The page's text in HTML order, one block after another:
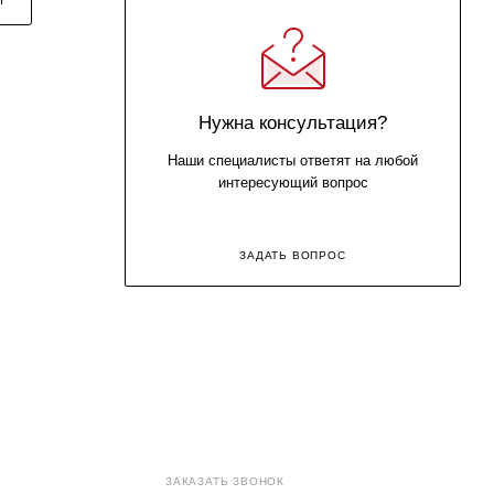
Нужна консультация?
Наши специалисты ответят на любой
интересующий вопрос
ЗАДАТЬ ВОПРОС
ЗАКАЗАТЬ ЗВОНОК